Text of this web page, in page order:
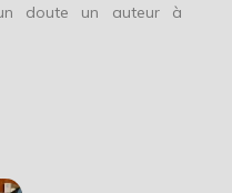
doute un auteur à